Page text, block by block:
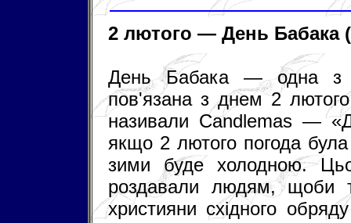
2 лютого — День Бабака
День Бабака — одна з
пов'язана з днем 2
називали Candlemas —
якщо 2 лютого погода
зими буде холодною.
роздавали людям, щоби
християни східного